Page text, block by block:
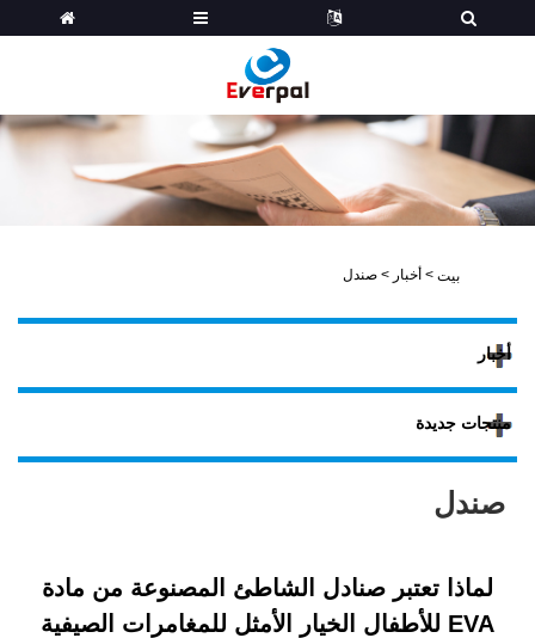
بيت > أخبار > صندل
أخبار
منتجات جديدة
صندل
لماذا تعتبر صنادل الشاطئ المصنوعة من مادة
EVA للأطفال الخيار الأمثل للمغامرات الصيفية